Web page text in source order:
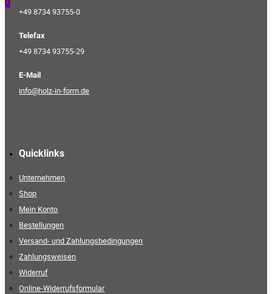
+49 8734 93755-0
Telefax
+49 8734 93755-29
E-Mail
info@holz-in-form.de
Quicklinks
Unternehmen
Shop
Mein Konto
Bestellungen
Versand- und Zahlungsbedingungen
Zahlungsweisen
Widerruf
Online-Widerrufsformular